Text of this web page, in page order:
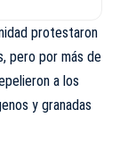
protestaron
pero por más de
a los
y granadas